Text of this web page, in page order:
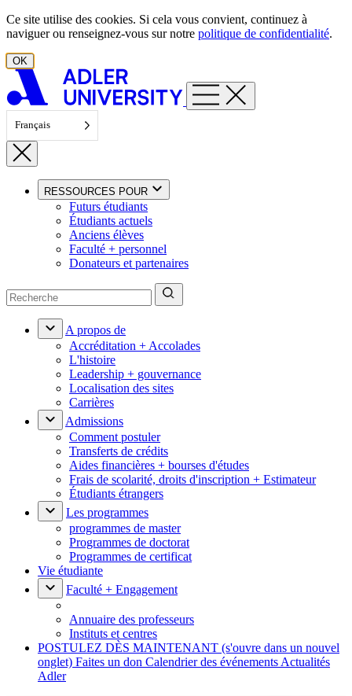
Aller au contenu
Ce site utilise des cookies. Si cela vous convient, continuez à
naviguer ou renseignez-vous sur notre politique de confidentialité.
OK
Français
RESSOURCES POUR
Futurs étudiants
Étudiants actuels
Anciens élèves
Faculté + personnel
Donateurs et partenaires
A propos de
Accréditation + Accolades
L'histoire
Leadership + gouvernance
Localisation des sites
Carrières
Admissions
Comment postuler
Transferts de crédits
Aides financières + bourses d'études
Frais de scolarité, droits d'inscription + Estimateur
Étudiants étrangers
Les programmes
programmes de master
Programmes de doctorat
Programmes de certificat
Vie étudiante
Faculté + Engagement
Annuaire des professeurs
Instituts et centres
POSTULEZ DÈS MAINTENANT (s'ouvre dans un nouvel
onglet) Faites un don Calendrier des événements Actualités
Adler